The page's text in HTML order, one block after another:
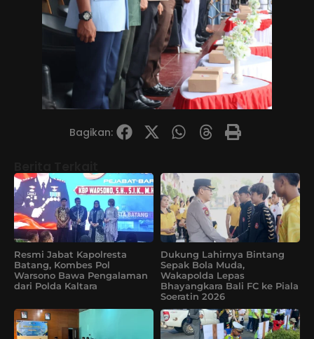
Bagikan:
Resmi Jabat Kapolresta
Batang, Kombes Pol
Warsono Bawa Pengalaman
dari Polda Kaltara
Dukung Lahirnya Bintang
Sepak Bola Muda,
Wakapolda Lepas
Bhayangkara Bali FC ke Piala
Soeratin 2026